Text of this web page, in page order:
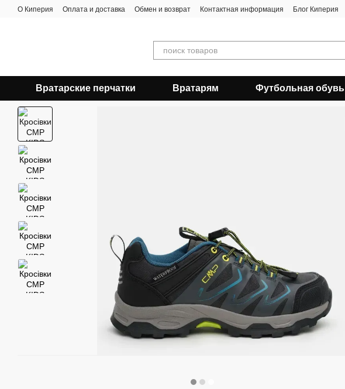
Перейти к основному контенту
О Киперия Оплата и доставка Обмен и возврат Контактная информация Блог Киперия
Вратарские перчатки Вратарям Футбольная обувь